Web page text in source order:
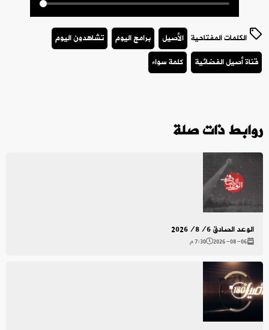
الكلمات المفتاحية الأصيل برامج اليوم
تشاهدون اليوم
قناة أصيل الفضائية
كلمة سواء
روابط ذات صلة
الوعد الصادق 2026/8/6
2026-08-06 7:30 م